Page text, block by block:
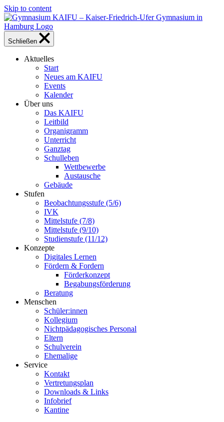
Skip to content
Schließen
Aktuelles
Start
Neues am KAIFU
Events
Kalender
Über uns
Das KAIFU
Leitbild
Organigramm
Unterricht
Ganztag
Schulleben
Wettbewerbe
Austausche
Gebäude
Stufen
Beobachtungsstufe (5/6)
IVK
Mittelstufe (7/8)
Mittelstufe (9/10)
Studienstufe (11/12)
Konzepte
Digitales Lernen
Fördern & Fordern
Förderkonzept
Begabungsförderung
Beratung
Menschen
Schüler:innen
Kollegium
Nichtpädagogisches Personal
Eltern
Schulverein
Ehemalige
Service
Kontakt
Vertretungsplan
Downloads & Links
Infobrief
Kantine